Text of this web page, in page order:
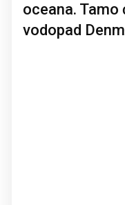
oceana. Tamo
vodopad